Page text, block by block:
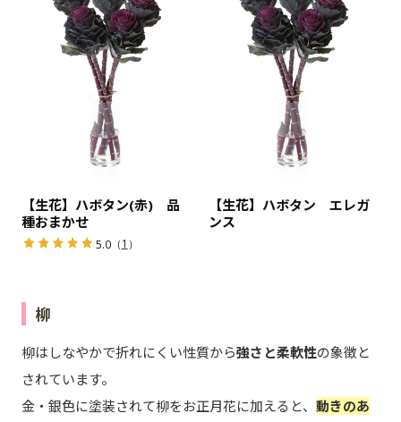
【生花】ハボタン(赤) 品
種おまかせ
5.0（1 ）
【生花】ハボタン エレガ
ンス
柳
柳はしなやかで折れにくい性質から強さと柔軟性の象徴と
されています。
金・銀色に塗装されて柳をお正月花に加えると、 動きのあ